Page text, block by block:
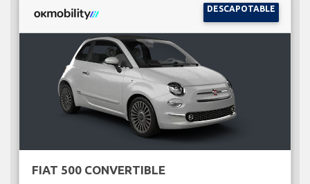
DESCAPOTABLE
FIAT 500 CONVERTIBLE